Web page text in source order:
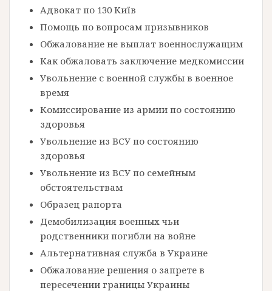
Адвокат по 130 Київ
Помощь по вопросам призывников
Обжалование не выплат военнослужащим
Как обжаловать заключение медкомиссии
Увольнение с военной службы в военное
время
Комиссирование из армии по состоянию
здоровья
Увольнение из ВСУ по состоянию
здоровья
Увольнение из ВСУ по семейным
обстоятельствам
Образец рапорта
Демобилизация военных чьи
родственники погибли на войне
Альтернативная служба в Украине
Обжалование решения о запрете в
пересечении границы Украины